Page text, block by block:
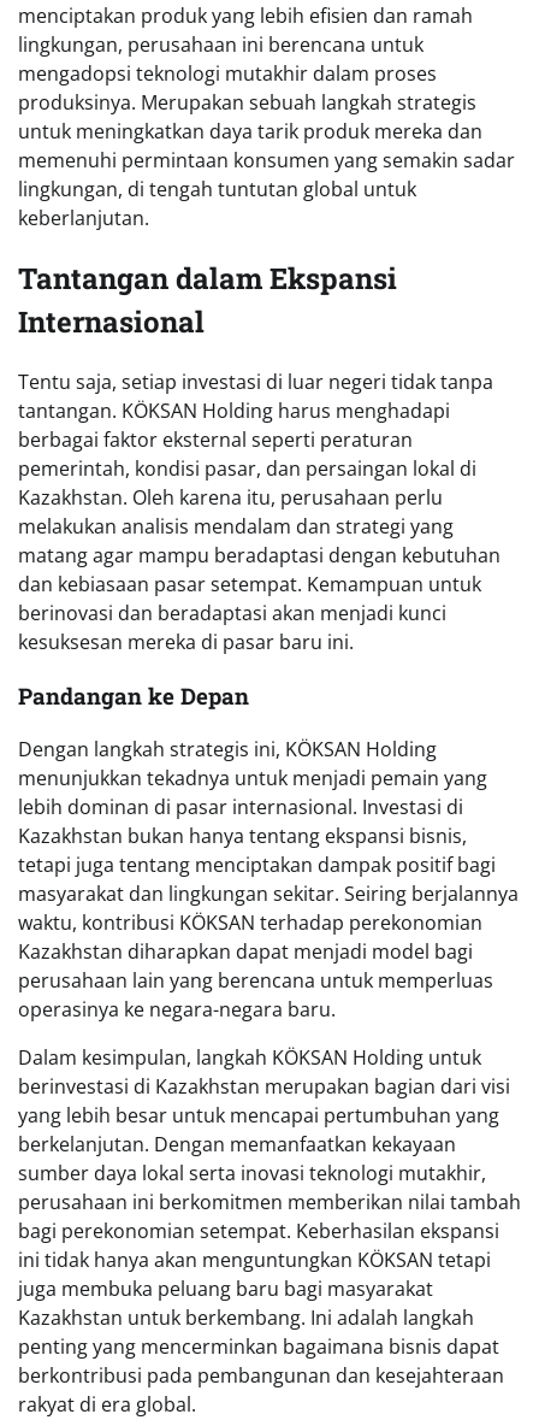
menciptakan produk yang lebih efisien dan ramah
lingkungan, perusahaan ini berencana untuk
mengadopsi teknologi mutakhir dalam proses
produksinya. Merupakan sebuah langkah strategis
untuk meningkatkan daya tarik produk mereka dan
memenuhi permintaan konsumen yang semakin sadar
lingkungan, di tengah tuntutan global untuk
keberlanjutan.
Tantangan dalam Ekspansi
Internasional
Tentu saja, setiap investasi di luar negeri tidak tanpa
tantangan. KÖKSAN Holding harus menghadapi
berbagai faktor eksternal seperti peraturan
pemerintah, kondisi pasar, dan persaingan lokal di
Kazakhstan. Oleh karena itu, perusahaan perlu
melakukan analisis mendalam dan strategi yang
matang agar mampu beradaptasi dengan kebutuhan
dan kebiasaan pasar setempat. Kemampuan untuk
berinovasi dan beradaptasi akan menjadi kunci
kesuksesan mereka di pasar baru ini.
Pandangan ke Depan
Dengan langkah strategis ini, KÖKSAN Holding
menunjukkan tekadnya untuk menjadi pemain yang
lebih dominan di pasar internasional. Investasi di
Kazakhstan bukan hanya tentang ekspansi bisnis,
tetapi juga tentang menciptakan dampak positif bagi
masyarakat dan lingkungan sekitar. Seiring berjalannya
waktu, kontribusi KÖKSAN terhadap perekonomian
Kazakhstan diharapkan dapat menjadi model bagi
perusahaan lain yang berencana untuk memperluas
operasinya ke negara-negara baru.
Dalam kesimpulan, langkah KÖKSAN Holding untuk
berinvestasi di Kazakhstan merupakan bagian dari visi
yang lebih besar untuk mencapai pertumbuhan yang
berkelanjutan. Dengan memanfaatkan kekayaan
sumber daya lokal serta inovasi teknologi mutakhir,
perusahaan ini berkomitmen memberikan nilai tambah
bagi perekonomian setempat. Keberhasilan ekspansi
ini tidak hanya akan menguntungkan KÖKSAN tetapi
juga membuka peluang baru bagi masyarakat
Kazakhstan untuk berkembang. Ini adalah langkah
penting yang mencerminkan bagaimana bisnis dapat
berkontribusi pada pembangunan dan kesejahteraan
rakyat di era global.